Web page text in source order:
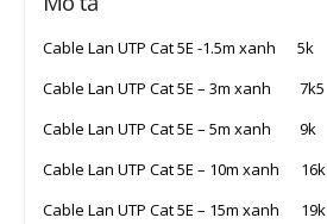
Cable Lan UTP Cat 5E -1.5m xanh 5k
Cable Lan UTP Cat 5E – 3m xanh 7k5
Cable Lan UTP Cat 5E – 5m xanh 9k
Cable Lan UTP Cat 5E – 10m xanh 16k
Cable Lan UTP Cat 5E – 15m xanh 19k